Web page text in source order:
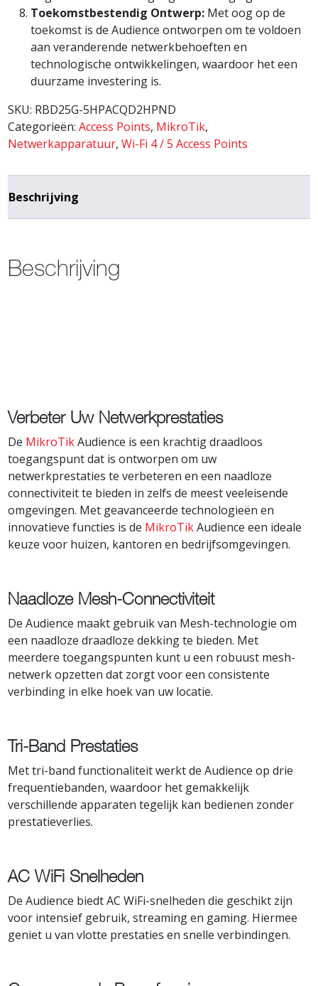
Toekomstbestendig Ontwerp: Met oog op de
toekomst is de Audience ontworpen om te voldoen
aan veranderende netwerkbehoeften en
technologische ontwikkelingen, waardoor het een
duurzame investering is.
SKU: RBD25G-5HPACQD2HPND
Categorieën:Access Points, MikroTik,
Netwerkapparatuur,Wi-Fi 4 / 5 Access Points
Beschrijving
Beschrijving
Verbeter Uw Netwerkprestaties
De MikroTikAudience is een krachtig draadloos
toegangspunt dat is ontworpen om uw
netwerkprestaties te verbeteren en een naadloze
connectiviteit te bieden in zelfs de meest veeleisende
omgevingen. Met geavanceerde technologieën en
innovatieve functies is de MikroTikAudience een ideale
keuze voor huizen, kantoren en bedrijfsomgevingen.
Naadloze Mesh-Connectiviteit
De Audience maakt gebruik van Mesh-technologie om
een naadloze draadloze dekking te bieden. Met
meerdere toegangspunten kunt u een robuust mesh-
netwerk opzetten dat zorgt voor een consistente
verbinding in elke hoek van uw locatie.
Tri-Band Prestaties
Met tri-band functionaliteit werkt de Audience op drie
frequentiebanden, waardoor het gemakkelijk
verschillende apparaten tegelijk kan bedienen zonder
prestatieverlies.
AC WiFi Snelheden
De Audience biedt AC WiFi-snelheden die geschikt zijn
voor intensief gebruik, streaming en gaming. Hiermee
geniet u van vlotte prestaties en snelle verbindingen.